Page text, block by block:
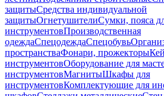
защитыСредства индивидуальной
защитыОгнетушителиСумки, пояса
инструментовПроизводственная
одеждаСпецодеждаСпецобувь
пространстваФонари, прожекторы
инструментовОборудование для
инструментовМагнитыШкафы для
инструментовКомплектующие для